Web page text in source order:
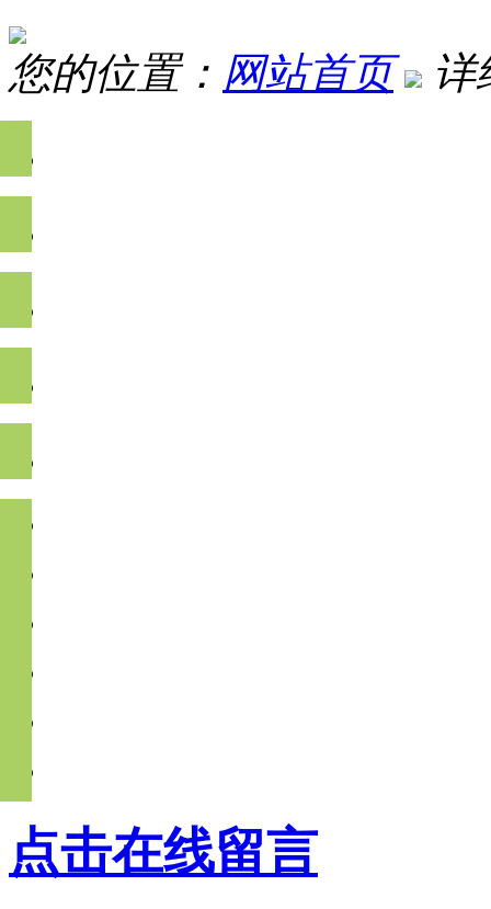
您的位置： 网站首页
详
点击在线留言